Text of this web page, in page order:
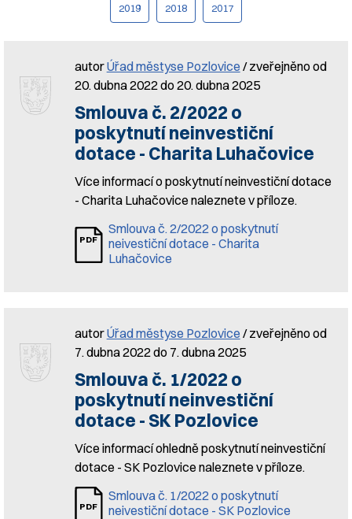
2019 2018 2017
autorÚřad městyse Pozlovice / zveřejněno od
20. dubna 2022 do 20. dubna 2025
Smlouva č. 2/2022 o
poskytnutí neinvestiční
dotace - Charita Luhačovice
Více informací o poskytnutí neinvestiční dotace
- Charita Luhačovice naleznete v příloze.
Smlouva č. 2/2022 o poskytnutí
neivestiční dotace - Charita
Luhačovice
autorÚřad městyse Pozlovice / zveřejněno od
7. dubna 2022 do 7. dubna 2025
Smlouva č. 1/2022 o
poskytnutí neinvestiční
dotace - SK Pozlovice
Více informací ohledně poskytnutí neinvestiční
dotace - SK Pozlovice naleznete v příloze.
Smlouva č. 1/2022 o poskytnutí
neivestiční dotace - SK Pozlovice